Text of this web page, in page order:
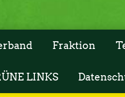
Fraktion
LINKS